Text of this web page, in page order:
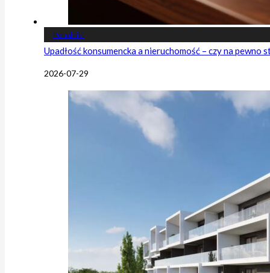
Poradniki
Upadłość konsumencka a nieruchomość – czy na pewno
2026-07-29